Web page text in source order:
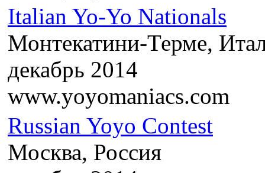
Italian Yo-Yo Nationals
Монтекатини-Терме,
декабрь 2014
www.yoyomaniacs.com
Russian Yoyo Contest
Москва, Россия